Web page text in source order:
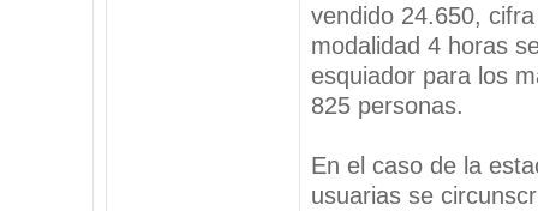
vendido 24.650,
modalidad 4 horas
esquiador para los
825 personas.
En el caso de la
usuarias se